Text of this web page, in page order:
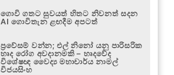
ගොවි ගතට සුවයත් හිතට නිවනත් සදන
AI ගොවිතැන ළඟදීම අපටත්
ප්‍රවේසම් වන්න; එල් නිනෝ යනු පාරිසරික
හෘද රෝග අවදානමකි – හෘදවේද
විශේෂඥ වෛද්‍ය මහාචාර්ය නාමල්
විජයසිංහ